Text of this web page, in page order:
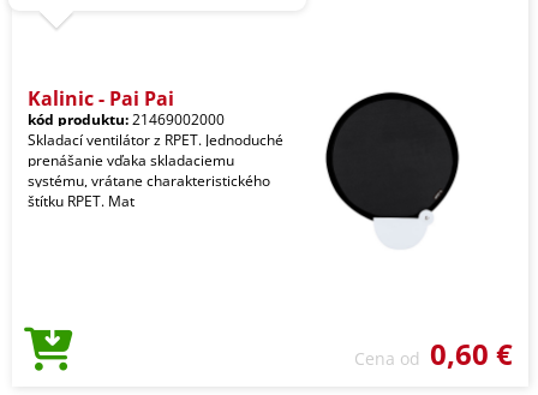
Kalinic - Pai Pai
kód produktu:21469002000
Skladací ventilátor z RPET. Jednoduché
prenášanie vďaka skladaciemu
systému, vrátane charakteristického
štítku RPET. Mat
Cena od 0,60 €